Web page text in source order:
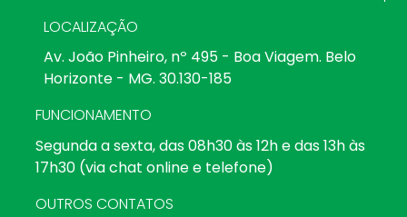
LOCALIZAÇÃO
Av. João Pinheiro, nº 495 - Boa Viagem. Belo
Horizonte - MG. 30.130-185
FUNCIONAMENTO
Segunda a sexta, das 08h30 às 12h e das 13h às
17h30 (via chat online e telefone)
OUTROS CONTATOS